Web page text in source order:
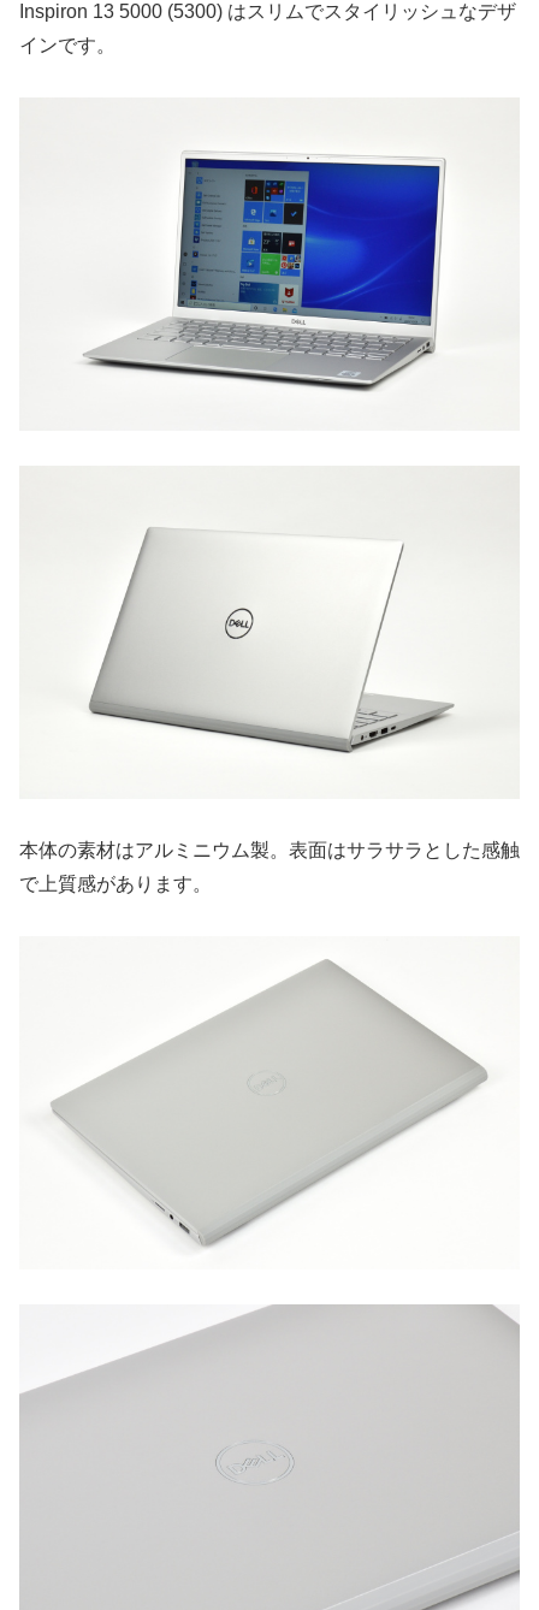
Inspiron 13 5000 (5300) はスリムでスタイリッシュなデザ
インです。
本体の素材はアルミニウム製。表面はサラサラとした感触
で上質感があります。